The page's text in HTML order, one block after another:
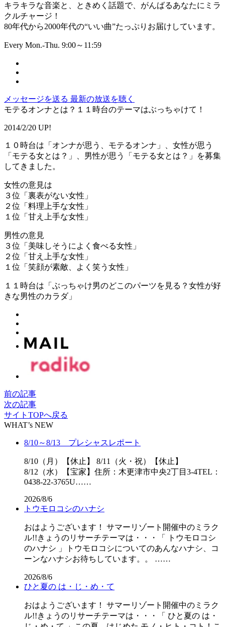
キラキラな音楽と、ときめく話題で、がんばるあなたにミラ
クルチャージ！
80年代から2000年代の“いい曲”たっぷりお届けしています。
Every Mon.-Thu. 9:00～11:59
メッセージを送る 最新の放送を聴く
モテるオンナとは？１１時台のテーマはぶっちゃけて！
2014/2/20 UP!
１０時台は「オンナが思う、モテるオンナ」、女性が思う
「モテる女とは？」、男性が思う「モテる女とは？」を募集
してきました。
女性の意見は
３位「裏表がない女性」
２位「料理上手な女性」
１位「甘え上手な女性」
男性の意見
３位「美味しそうによく食べる女性」
２位「甘え上手な女性」
１位「笑顔が素敵、よく笑う女性」
１１時台は「ぶっちゃけ男のどこのパーツを見る？女性が好
きな男性のカラダ」
前の記事
次の記事
サイトTOPへ戻る
WHAT’s NEW
8/10～8/13 プレシャスレポート
8/10（月）【休止】 8/11（火・祝）【休止】
8/12（水）【宝家】住所：木更津市中央2丁目3-4TEL：
0438-22-3765U……
2026/8/6
トウモロコシのハナシ
おはようございます！ サマーリゾート開催中のミラク
ル!!きょうのリサーチテーマは・・・「 トウモロコシ
のハナシ 」トウモロコシについてのあんなハナシ、コ
ーンなハナシお待ちしています。。 ……
2026/8/6
ひと夏の は・じ・め・て
おはようございます！ サマーリゾート開催中のミラク
ル!!きょうのリサーチテーマは・・・「 ひと夏の は・